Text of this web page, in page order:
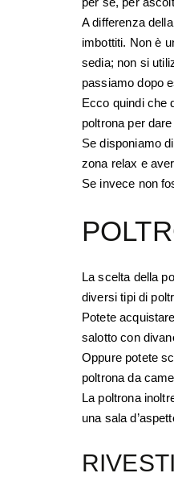
A differenza
imbottiti. Non è
sedia; non si
passiamo dopo
Ecco quindi che
poltrona per
Se disponiamo
zona relax e
Se invece non
La scelta della
diversi tipi di
Potete
salotto con
Oppure potete
poltrona da
La poltrona
una sala